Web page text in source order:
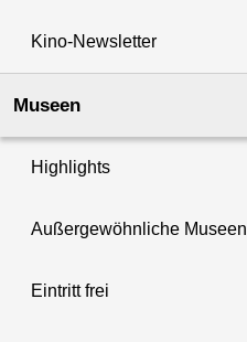
Kino-Newsletter
Museen
Highlights
Außergewöhnliche Museen
Eintritt frei